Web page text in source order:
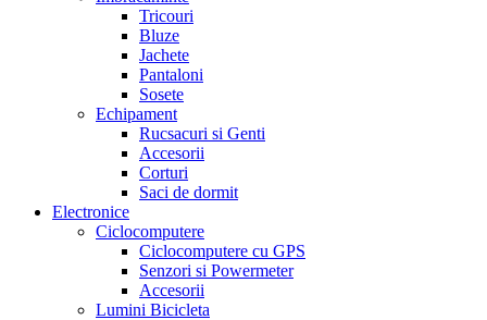
Tricouri
Bluze
Jachete
Pantaloni
Sosete
Echipament
Rucsacuri si Genti
Accesorii
Corturi
Saci de dormit
Electronice
Ciclocomputere
Ciclocomputere cu GPS
Senzori si Powermeter
Accesorii
Lumini Bicicleta